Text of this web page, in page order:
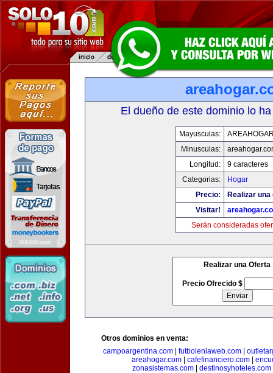
El dueño de este dominio lo
Mayusculas:
Minusculas:
Longitud:
9 caracteres
Categorias:
Hogar
Precio:
Realizar
Visitar!
Serán consideradas
Realizar una Oferta
Precio Ofrecido $
Otros dominios en venta:
campoargentina.com| futbolenlaweb.com|
areahogar.com| cafefinanciero.com|
zonasistemas.com| destinosyhoteles.com